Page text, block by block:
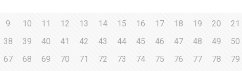
9 10 11 12 13 14 15 16 17 18 19 20 21
38 39 40 41 42 43 44 45 46 47 48 49 50
67 68 69 70 71 72 73 74 75 76 77 78 79